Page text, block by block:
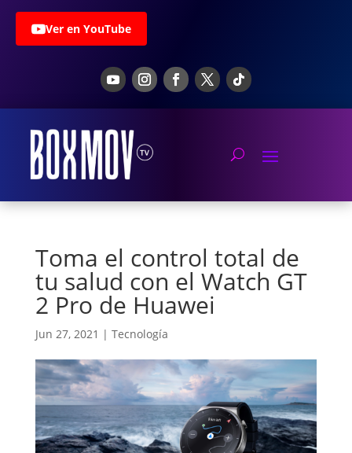
Ver en YouTube
Toma el control total de
tu salud con el Watch GT
2 Pro de Huawei
Jun 27, 2021 | Tecnología